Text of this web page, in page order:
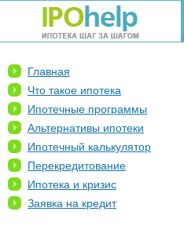
Главная
Что такое ипотека
Ипотечные программы
Альтернативы ипотеки
Ипотечный калькулятор
Перекредитование
Ипотека и кризис
Заявка на кредит